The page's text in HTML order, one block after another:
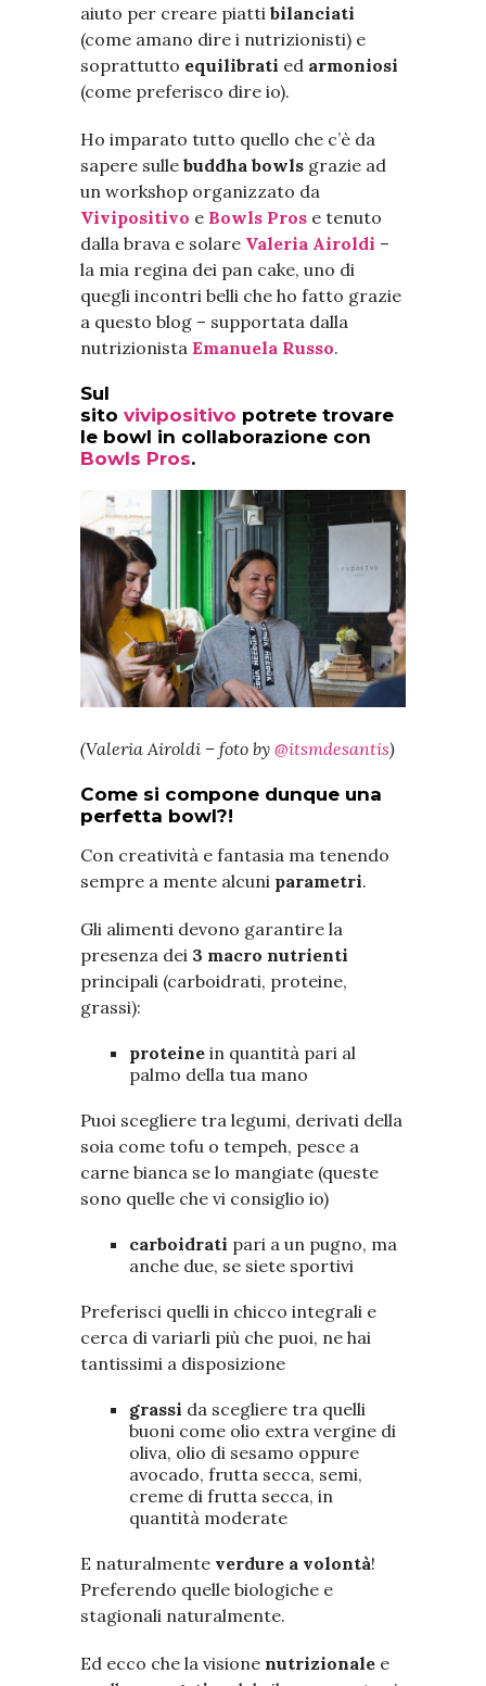
aiuto per creare piatti bilanciati
(come amano dire i nutrizionisti) e
soprattutto equilibrati ed armoniosi
(come preferisco dire io).
Ho imparato tutto quello che c’è da
sapere sulle buddha bowls grazie ad
un workshop organizzato da
Vivipositivo e Bowls Pros e tenuto
dalla brava e solare Valeria Airoldi –
la mia regina dei pan cake, uno di
quegli incontri belli che ho fatto grazie
a questo blog – supportata dalla
nutrizionista Emanuela Russo.
Sul
sito vivipositivo potrete trovare
le bowl in collaborazione con
Bowls Pros.
(Valeria Airoldi – foto by @itsmdesantis)
Come si compone dunque una
perfetta bowl?!
Con creatività e fantasia ma tenendo
sempre a mente alcuni parametri.
Gli alimenti devono garantire la
presenza dei 3 macro nutrienti
principali (carboidrati, proteine,
grassi):
proteine in quantità pari al
palmo della tua mano
Puoi scegliere tra legumi, derivati della
soia come tofu o tempeh, pesce a
carne bianca se lo mangiate (queste
sono quelle che vi consiglio io)
carboidrati pari a un pugno, ma
anche due, se siete sportivi
Preferisci quelli in chicco integrali e
cerca di variarli più che puoi, ne hai
tantissimi a disposizione
grassi da scegliere tra quelli
buoni come olio extra vergine di
oliva, olio di sesamo oppure
avocado, frutta secca, semi,
creme di frutta secca, in
quantità moderate
E naturalmente verdure a volontà!
Preferendo quelle biologiche e
stagionali naturalmente.
Ed ecco che la visione nutrizionale e